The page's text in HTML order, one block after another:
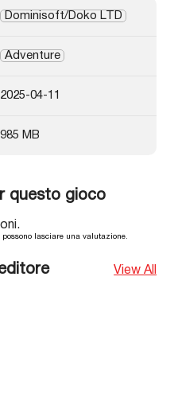
Dominisoft/Doko LTD
Adventure
2025-04-11
985 MB
questo gioco
lasciare una valutazione.
View All